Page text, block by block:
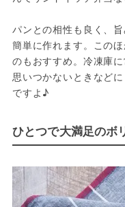
パンとの相性も良く、
簡単に作れます。この
のもおすすめ。冷凍庫
思いつかないときなど
ですよ♪
ひとつで大満足のボ